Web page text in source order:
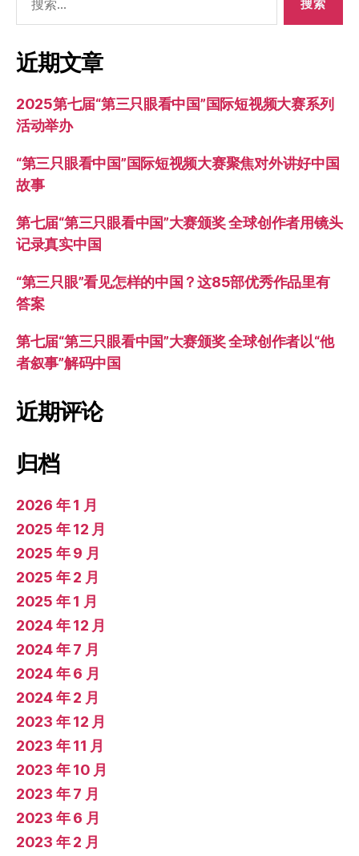
索：
近期文章
2025第七届“第三只眼看中国”国际短视频大赛系列
活动举办
“第三只眼看中国”国际短视频大赛聚焦对外讲好中国
故事
第七届“第三只眼看中国”大赛颁奖 全球创作者用镜头
记录真实中国
“第三只眼”看见怎样的中国？这85部优秀作品里有
答案
第七届“第三只眼看中国”大赛颁奖 全球创作者以“他
者叙事”解码中国
近期评论
归档
2026 年 1 月
2025 年 12 月
2025 年 9 月
2025 年 2 月
2025 年 1 月
2024 年 12 月
2024 年 7 月
2024 年 6 月
2024 年 2 月
2023 年 12 月
2023 年 11 月
2023 年 10 月
2023 年 7 月
2023 年 6 月
2023 年 2 月